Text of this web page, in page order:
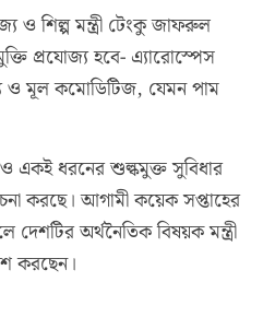
ও শিল্প মন্ত্রী টেংকু জাফরুল
প্রযোজ্য হবে- এ্যারোস্পেস
ও মূল কমোডিটিজ, যেমন পাম
একই ধরনের শুল্কমুক্ত সুবিধার
করছে। আগামী কয়েক সপ্তাহের
দেশটির অর্থনৈতিক বিষয়ক মন্ত্রী
করছেন।